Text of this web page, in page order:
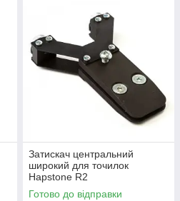
Затискач центральний
широкий для точилок
Hapstone R2
Готово до відправки